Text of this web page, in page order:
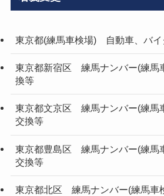
東京都(練馬車検場) 自動車、バイ
東京都新宿区 練馬ナンバー(練
換等
東京都文京区 練馬ナンバー(練
交換等
東京都豊島区 練馬ナンバー(練
交換等
東京都北区 練馬ナンバー(練馬